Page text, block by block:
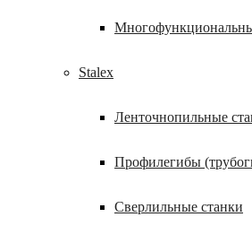
Stalex
Ленточнопильные
Профилегибы
Сверлильные станки